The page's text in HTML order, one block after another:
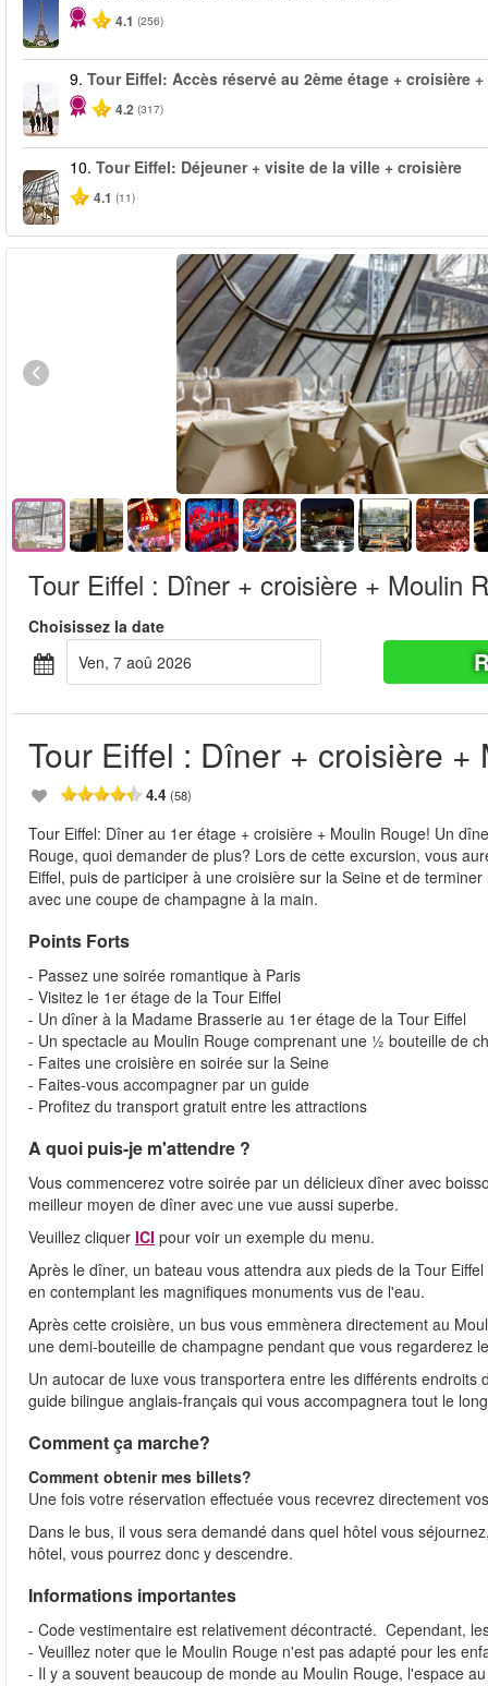
4.1 (256)
9. Tour Eiffel: Accès réservé au 2ème étage + croisière
4.2 (317)
10. Tour Eiffel: Déjeuner + visite de la ville + croisière
4.1 (11)
Tour Eiffel : Dîner + croisière + Moulin
Choisissez la date
ven, 7 aoû 2026
Tour Eiffel : Dîner + croisière +
4.4 (58)
Tour Eiffel: Dîner au 1er étage + croisière + Moulin Rouge! Un
Rouge, quoi demander de plus? Lors de cette excursion, vous
Eiffel, puis de participer à une croisière sur la Seine et de
avec une coupe de champagne à la main.
Points Forts
- Passez une soirée romantique à Paris
- Visitez le 1er étage de la Tour Eiffel
- Un dîner à la Madame Brasserie au 1er étage de la Tour Eiffel
- Un spectacle au Moulin Rouge comprenant une ½ bouteille de
- Faites une croisière en soirée sur la Seine
- Faites-vous accompagner par un guide
- Profitez du transport gratuit entre les attractions
A quoi puis-je m'attendre ?
Vous commencerez votre soirée par un délicieux dîner avec
meilleur moyen de dîner avec une vue aussi superbe.
Veuillez cliquer ICI pour voir un exemple du menu.
Après le dîner, un bateau vous attendra aux pieds de la Tour
en contemplant les magnifiques monuments vus de l'eau.
Après cette croisière, un bus vous emmènera directement au
une demi-bouteille de champagne pendant que vous regarderez
Un autocar de luxe vous transportera entre les différents
guide bilingue anglais-français qui vous accompagnera tout le
Comment ça marche?
Comment obtenir mes billets?
Une fois votre réservation effectuée vous recevrez directement
Dans le bus, il vous sera demandé dans quel hôtel vous
hôtel, vous pourrez donc y descendre.
Informations importantes
- Code vestimentaire est relativement décontracté. Cependant,
- Veuillez noter que le Moulin Rouge n'est pas adapté pour les
- Il y a souvent beaucoup de monde au Moulin Rouge, l'espace